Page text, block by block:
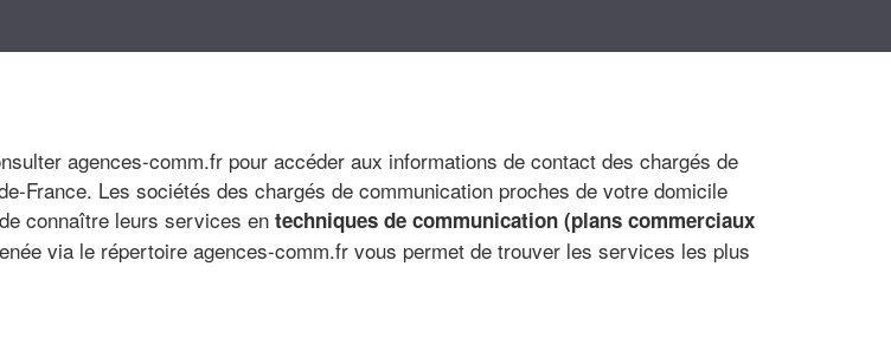
agences-comm.fr pour accéder aux informations de contact des chargés de
France. Les sociétés des chargés de communication proches de votre domicile
connaître leurs services en techniques de communication (plans commerciaux
via le répertoire agences-comm.fr vous permet de trouver les services les plus